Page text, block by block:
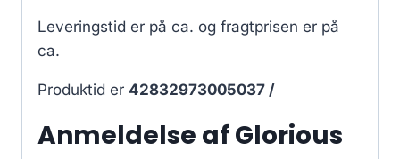
Leveringstid er på ca. og fragtprisen er på
ca.
Produktid er 42832973005037 /
Anmeldelse af Glorious